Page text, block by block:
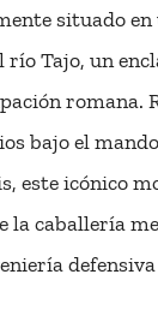
situado en
río Tajo, un
romana.
bajo el
este icónico
la caballería